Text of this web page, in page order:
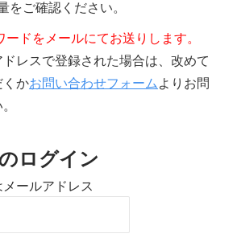
をご確認ください。
ードをメールにてお送りします。
レスで登録された場合は、改めて
くかお問い合わせフォーム よりお問
ログイン
ールアドレス